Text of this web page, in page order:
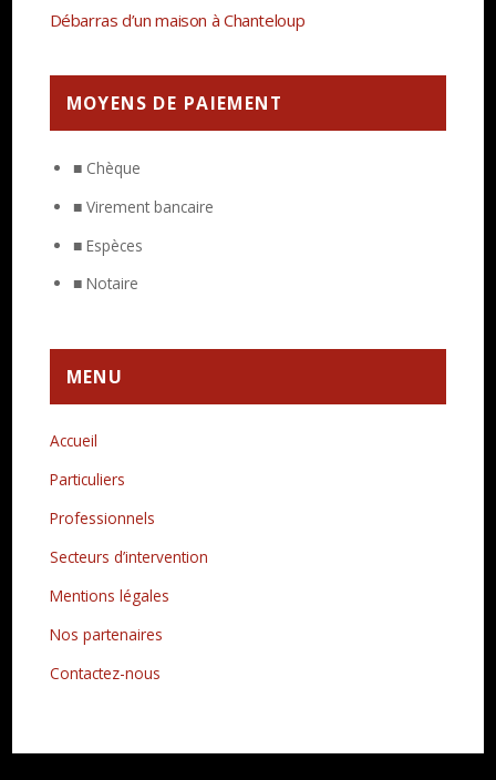
Débarras d’un maison à Chanteloup
MOYENS DE PAIEMENT
■ Chèque
■ Virement bancaire
■ Espèces
■ Notaire
MENU
Accueil
Particuliers
Professionnels
Secteurs d’intervention
Mentions légales
Nos partenaires
Contactez-nous